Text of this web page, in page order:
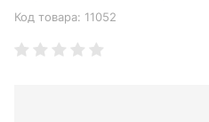
Код товара: 11052